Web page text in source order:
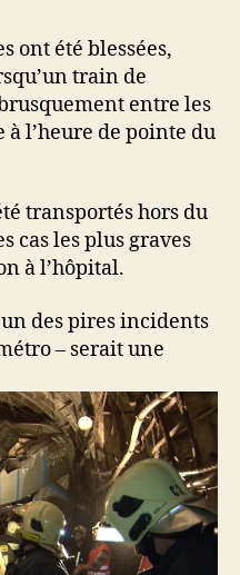
ont été blessées,
train de
entre les
à l’heure de pointe du
transportés hors du
cas les plus graves
à l’hôpital.
des pires incidents
– serait une